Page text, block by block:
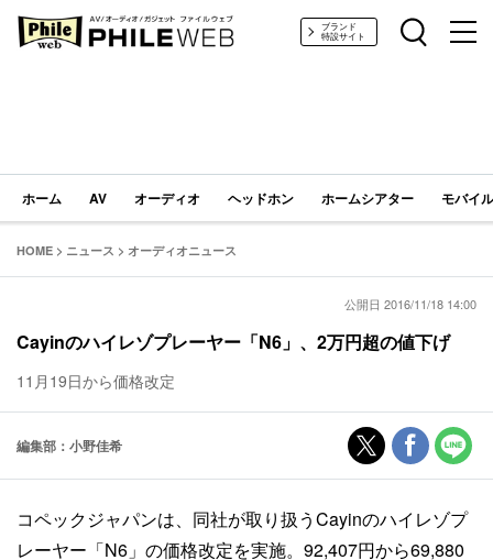
PHILE WEB｜AV/オーディオ/ガジェットブランド
特設サイト
ホーム AV オーディオ ヘッドホン ホームシアター モバイ
HOME > ニュース > オーディオニュース
公開日 2016/11/18 14:00
Cayinのハイレゾプレーヤー「N6」、2万円超の値下げ
11月19日から価格改定
編集部：小野佳希
コペックジャパンは、同社が取り扱うCayinのハイレゾプ
レーヤー「N6」の価格改定を実施。92,407円から69,880